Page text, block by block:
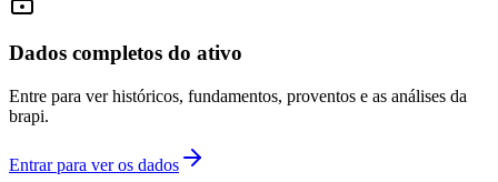
Dados completos do ativo
Entre para ver históricos, fundamentos, proventos e as análises da
brapi.
Entrar para ver os dados